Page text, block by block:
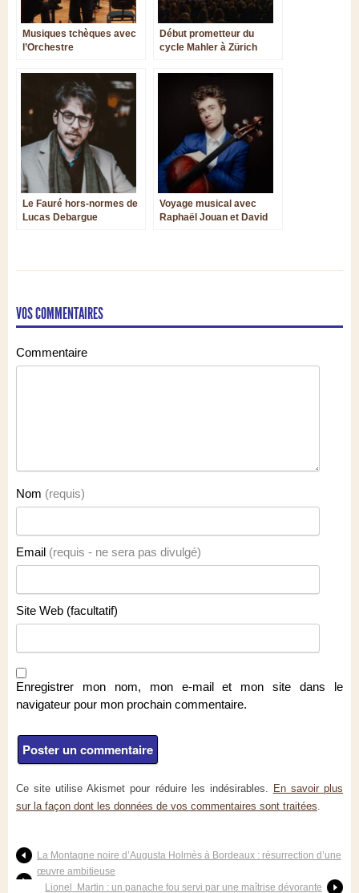
Musiques tchèques avec
l’Orchestre
Carlo
Début prometteur du
cycle Mahler à Zürich
Le Fauré hors-normes de
Lucas Debargue
Voyage musical avec
Raphaël Jouan et David
VOS COMMENTAIRES
Commentaire
Nom (requis)
Email (requis - ne sera pas divulgé)
Site Web (facultatif)
Enregistrer mon nom, mon e-mail et mon site dans le
navigateur pour mon prochain commentaire.
Ce site utilise Akismet pour réduire les indésirables.
En savoir plus
sur la façon dont les données de vos commentaires sont traitées
La Montagne noire d’Augusta Holmès à Bordeaux : résurrection d’une
œuvre ambitieuse
Lionel Martin : un panache fou servi par une maîtrise dévorante